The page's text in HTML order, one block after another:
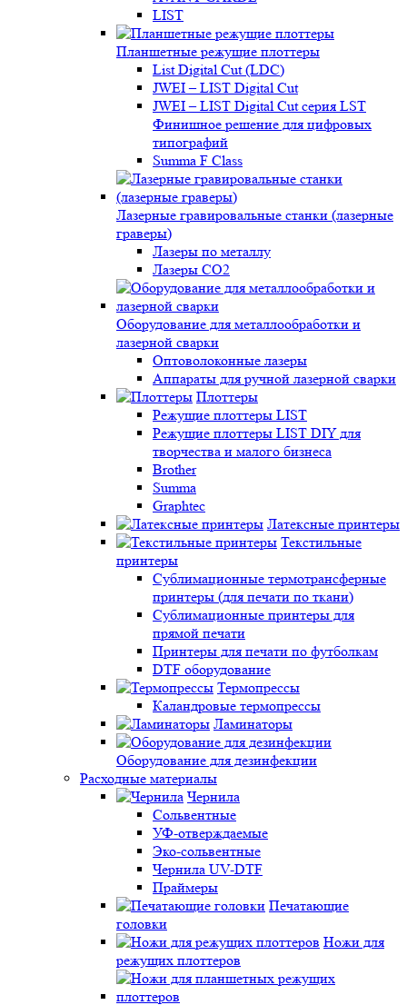
LIST
Планшетные режущие плоттеры
List Digital Cut (LDC)
JWEI – LIST Digital Cut
JWEI – LIST Digital Cut серия LST
Финишное решение для цифровых
типографий
Summa F Class
Лазерные гравировальные станки (лазерные
граверы)
Лазеры по металлу
Лазеры CO2
Оборудование для металлообработки и
лазерной сварки
Оптоволоконные лазеры
Аппараты для ручной лазерной сварки
Плоттеры
Режущие плоттеры LIST
Режущие плоттеры LIST DIY для
творчества и малого бизнеса
Brother
Summa
Graphtec
Латексные принтеры
Текстильные
принтеры
Сублимационные термотрансферные
принтеры (для печати по ткани)
Сублимационные принтеры для
прямой печати
Принтеры для печати по футболкам
DTF оборудование
Термопрессы
Каландровые термопрессы
Ламинаторы
Оборудование для дезинфекции
Расходные материалы
Чернила
Сольвентные
УФ-отверждаемые
Эко-сольвентные
Чернила UV-DTF
Праймеры
Печатающие
головки
Ножи для
режущих плоттеров